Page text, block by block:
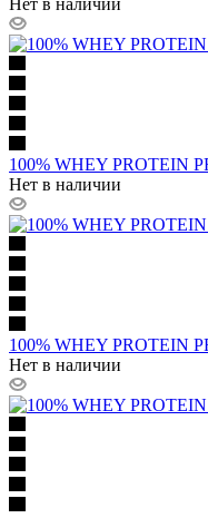
Нет в наличии
100% WHEY PROTEIN
Нет в наличии
100% WHEY PROTEIN
Нет в наличии